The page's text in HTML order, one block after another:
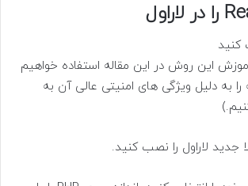
کنید
8 برای آموزش این روش در این مقاله استفاده خواهیم
به دلیل ویژگی های امنیتی عالی آن به
جدید لاراول را نصب کنید.